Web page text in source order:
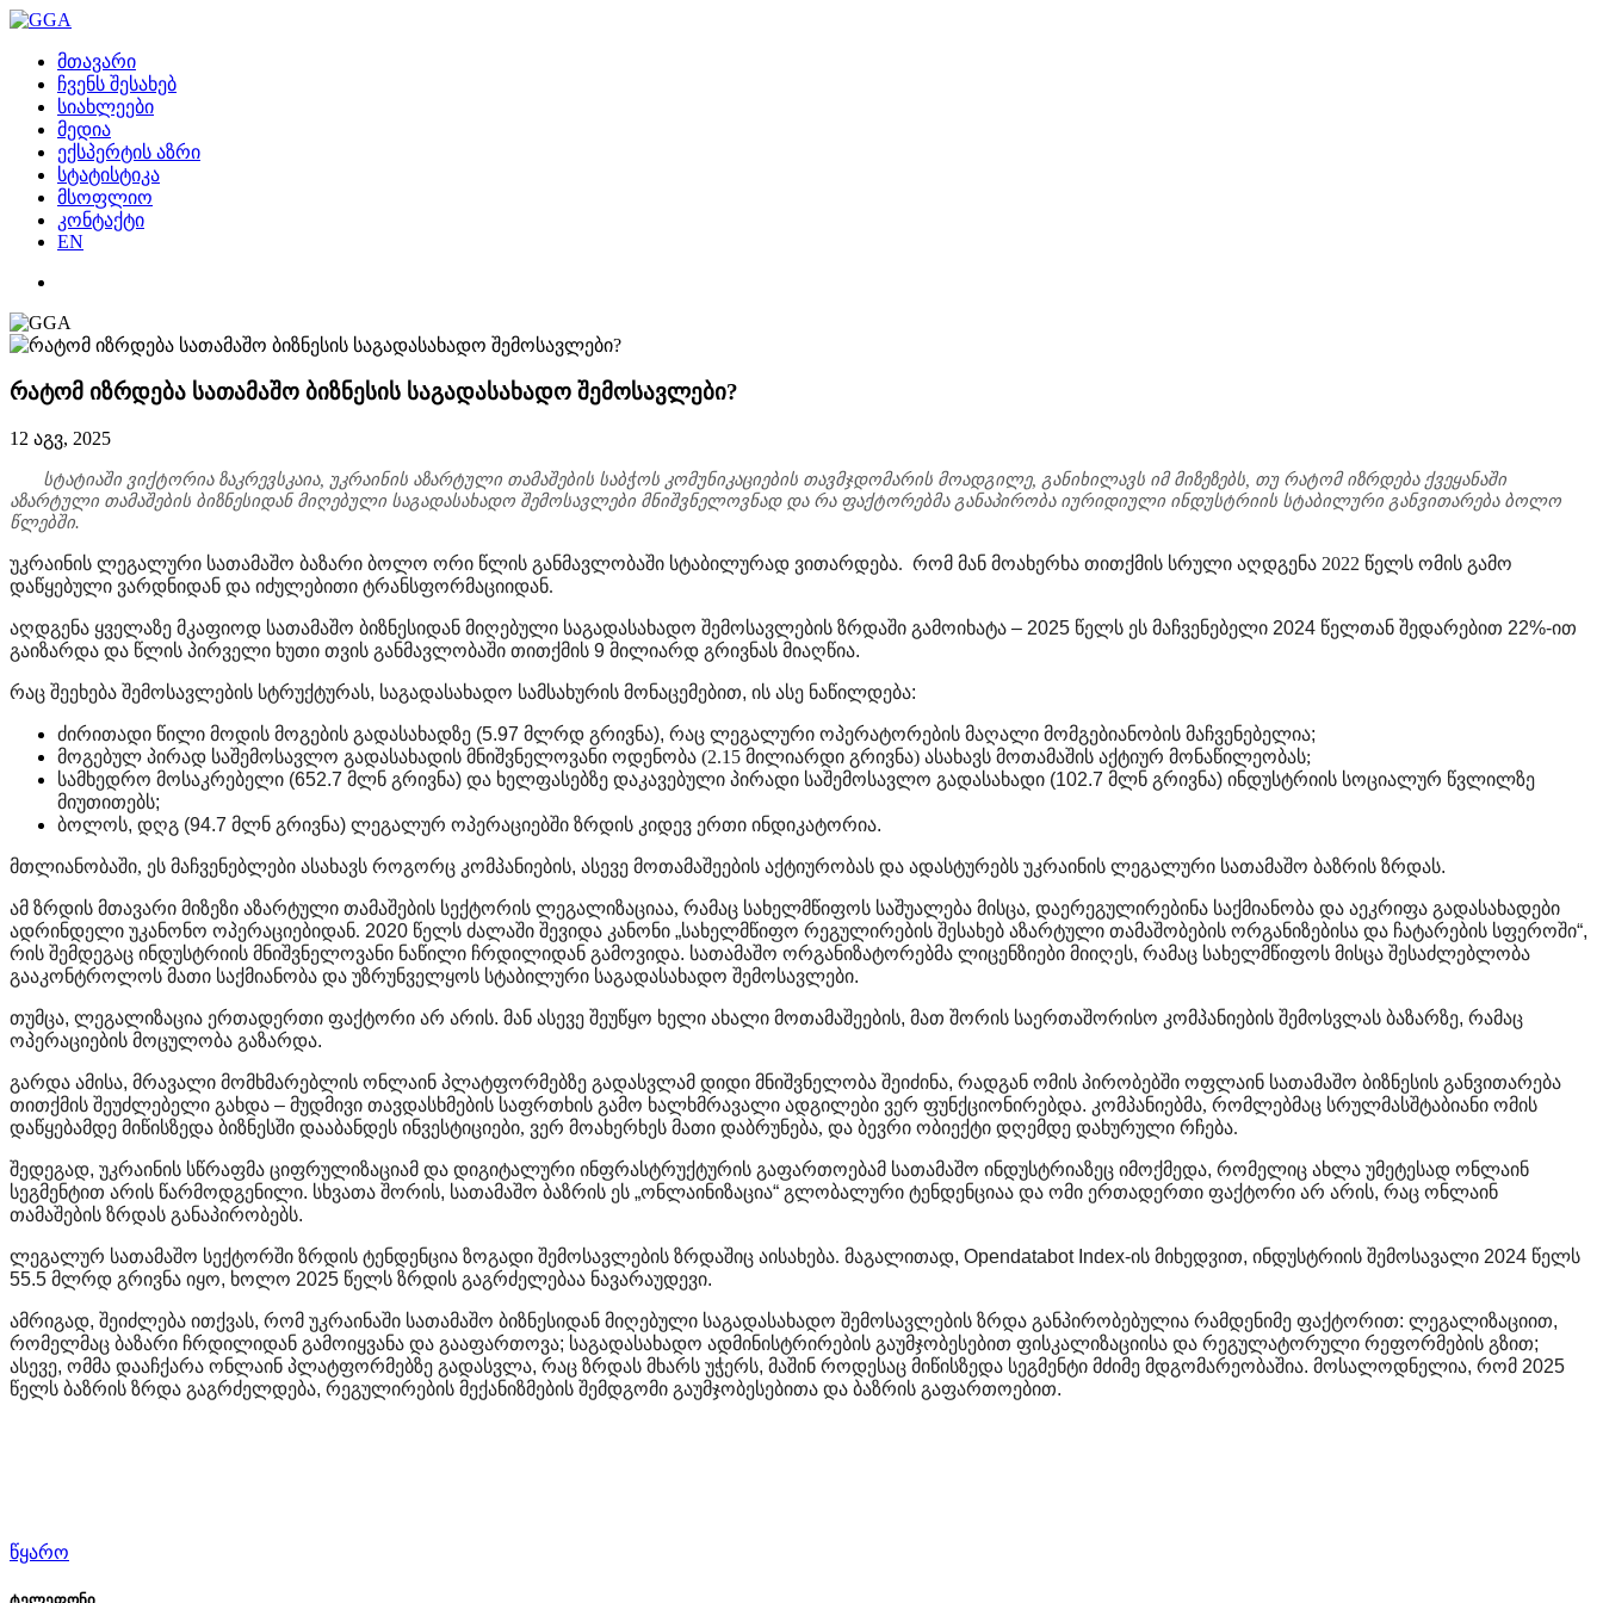
მთავარი
ჩვენს შესახებ
სიახლეები
მედია
ექსპერტის აზრი
სტატისტიკა
მსოფლიო
კონტაქტი
EN
რატომ იზრდება სათამაშო ბიზნესის საგადასახადო შემოსავლები?
12 აგვ, 2025
სტატიაში ვიქტორია ზაკრევსკაია, უკრაინის აზარტული თამაშების საბჭოს კომუნიკაციების თავმჯდომარის მოადგილე, განიხილავს იმ მიზეზებს, თუ რატომ იზრდება ქვეყანაში
აზარტული თამაშების ბიზნესიდან მიღებული საგადასახადო შემოსავლები მნიშვნელოვნად და რა ფაქტორებმა განაპირობა იურიდიული ინდუსტრიის სტაბილური განვითარება ბოლო
წლებში.
უკრაინის ლეგალური სათამაშო ბაზარი ბოლო ორი წლის განმავლობაში სტაბილურად ვითარდება. რომ მან მოახერხა თითქმის სრული აღდგენა 2022 წელს ომის გამო
დაწყებული ვარდნიდან და იძულებითი ტრანსფორმაციიდან.
აღდგენა ყველაზე მკაფიოდ სათამაშო ბიზნესიდან მიღებული საგადასახადო შემოსავლების ზრდაში გამოიხატა – 2025 წელს ეს მაჩვენებელი 2024 წელთან შედარებით 22%-ით
გაიზარდა და წლის პირველი ხუთი თვის განმავლობაში თითქმის 9 მილიარდ გრივნას მიაღწია.
რაც შეეხება შემოსავლების სტრუქტურას, საგადასახადო სამსახურის მონაცემებით, ის ასე ნაწილდება:
ძირითადი წილი მოდის მოგების გადასახადზე (5.97 მლრდ გრივნა), რაც ლეგალური ოპერატორების მაღალი მომგებიანობის მაჩვენებელია;
მოგებულ პირად საშემოსავლო გადასახადის მნიშვნელოვანი ოდენობა (2.15 მილიარდი გრივნა) ასახავს მოთამაშის აქტიურ მონაწილეობას;
სამხედრო მოსაკრებელი (652.7 მლნ გრივნა) და ხელფასებზე დაკავებული პირადი საშემოსავლო გადასახადი (102.7 მლნ გრივნა) ინდუსტრიის სოციალურ წვლილზე
მიუთითებს;
ბოლოს, დღგ (94.7 მლნ გრივნა) ლეგალურ ოპერაციებში ზრდის კიდევ ერთი ინდიკატორია.
მთლიანობაში, ეს მაჩვენებლები ასახავს როგორც კომპანიების, ასევე მოთამაშეების აქტიურობას და ადასტურებს უკრაინის ლეგალური სათამაშო ბაზრის ზრდას.
ამ ზრდის მთავარი მიზეზი აზარტული თამაშების სექტორის ლეგალიზაციაა, რამაც სახელმწიფოს საშუალება მისცა, დაერეგულირებინა საქმიანობა და აეკრიფა გადასახადები
ადრინდელი უკანონო ოპერაციებიდან. 2020 წელს ძალაში შევიდა კანონი „სახელმწიფო რეგულირების შესახებ აზარტული თამაშობების ორგანიზებისა და ჩატარების სფეროში“,
რის შემდეგაც ინდუსტრიის მნიშვნელოვანი ნაწილი ჩრდილიდან გამოვიდა. სათამაშო ორგანიზატორებმა ლიცენზიები მიიღეს, რამაც სახელმწიფოს მისცა შესაძლებლობა
გააკონტროლოს მათი საქმიანობა და უზრუნველყოს სტაბილური საგადასახადო შემოსავლები.
თუმცა, ლეგალიზაცია ერთადერთი ფაქტორი არ არის. მან ასევე შეუწყო ხელი ახალი მოთამაშეების, მათ შორის საერთაშორისო კომპანიების შემოსვლას ბაზარზე, რამაც
ოპერაციების მოცულობა გაზარდა.
გარდა ამისა, მრავალი მომხმარებლის ონლაინ პლატფორმებზე გადასვლამ დიდი მნიშვნელობა შეიძინა, რადგან ომის პირობებში ოფლაინ სათამაშო ბიზნესის განვითარება
თითქმის შეუძლებელი გახდა – მუდმივი თავდასხმების საფრთხის გამო ხალხმრავალი ადგილები ვერ ფუნქციონირებდა. კომპანიებმა, რომლებმაც სრულმასშტაბიანი ომის
დაწყებამდე მიწისზედა ბიზნესში დააბანდეს ინვესტიციები, ვერ მოახერხეს მათი დაბრუნება, და ბევრი ობიექტი დღემდე დახურული რჩება.
შედეგად, უკრაინის სწრაფმა ციფრულიზაციამ და დიგიტალური ინფრასტრუქტურის გაფართოებამ სათამაშო ინდუსტრიაზეც იმოქმედა, რომელიც ახლა უმეტესად ონლაინ
სეგმენტით არის წარმოდგენილი. სხვათა შორის, სათამაშო ბაზრის ეს „ონლაინიზაცია“ გლობალური ტენდენციაა და ომი ერთადერთი ფაქტორი არ არის, რაც ონლაინ
თამაშების ზრდას განაპირობებს.
ლეგალურ სათამაშო სექტორში ზრდის ტენდენცია ზოგადი შემოსავლების ზრდაშიც აისახება. მაგალითად, Opendatabot Index-ის მიხედვით, ინდუსტრიის შემოსავალი 2024 წელს
55.5 მლრდ გრივნა იყო, ხოლო 2025 წელს ზრდის გაგრძელებაა ნავარაუდევი.
ამრიგად, შეიძლება ითქვას, რომ უკრაინაში სათამაშო ბიზნესიდან მიღებული საგადასახადო შემოსავლების ზრდა განპირობებულია რამდენიმე ფაქტორით: ლეგალიზაციით,
რომელმაც ბაზარი ჩრდილიდან გამოიყვანა და გააფართოვა; საგადასახადო ადმინისტრირების გაუმჯობესებით ფისკალიზაციისა და რეგულატორული რეფორმების გზით;
ასევე, ომმა დააჩქარა ონლაინ პლატფორმებზე გადასვლა, რაც ზრდას მხარს უჭერს, მაშინ როდესაც მიწისზედა სეგმენტი მძიმე მდგომარეობაშია. მოსალოდნელია, რომ 2025
წელს ბაზრის ზრდა გაგრძელდება, რეგულირების მექანიზმების შემდგომი გაუმჯობესებითა და ბაზრის გაფართოებით.
წყარო